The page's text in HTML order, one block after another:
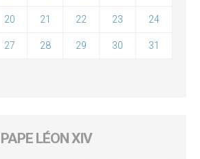
20 21 22 23 24
27 28 29 30 31
PAPE LÉON XIV